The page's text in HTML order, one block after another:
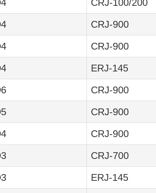
CRJ-100/200
CRJ-900
CRJ-900
ERJ-145
CRJ-900
CRJ-900
CRJ-900
CRJ-700
ERJ-145